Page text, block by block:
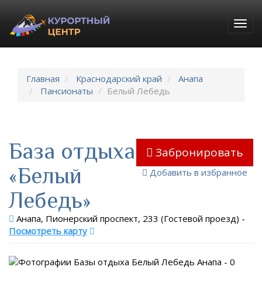
Главная Краснодарский край
Анапа
Пансионаты
Белый Лебедь
Забронировать
Добавить в избранное
База отдыха
«Белый
Лебедь»
Анапа, Пионерский проспект, 233 (Гостевой проезд) -
Посмотреть карту